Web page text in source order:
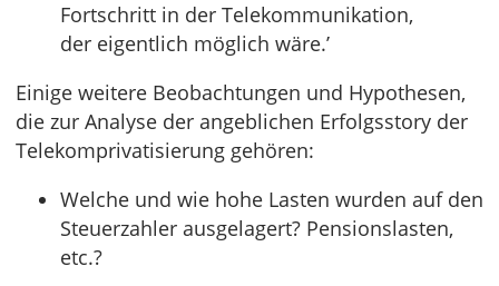
Fortschritt in der Telekommunikation,
der eigentlich möglich wäre.’
Einige weitere Beobachtungen und Hypothesen,
die zur Analyse der angeblichen Erfolgsstory der
Telekomprivatisierung gehören:
Welche und wie hohe Lasten wurden auf den
Steuerzahler ausgelagert? Pensionslasten,
etc.?